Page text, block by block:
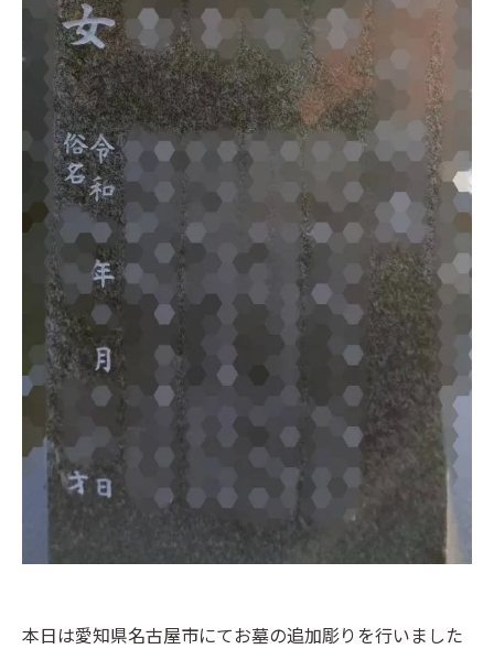
本日は愛知県名古屋市にてお墓の追加彫りを行いました